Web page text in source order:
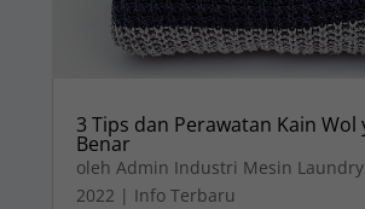
3 Tips dan Perawatan Kain Wol
Benar
olehAdmin Industri Mesin Laundry
2022 | Info Terbaru